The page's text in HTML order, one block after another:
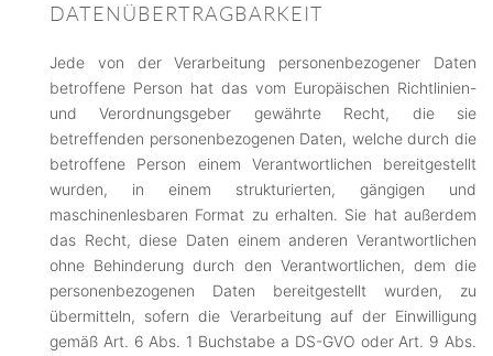
DATENÜBERTRAGBARKEIT
Jede von der Verarbeitung personenbezogener Daten
betroffene Person hat das vom Europäischen Richtlinien-
und Verordnungsgeber gewährte Recht, die sie
betreffenden personenbezogenen Daten, welche durch die
betroffene Person einem Verantwortlichen bereitgestellt
wurden, in einem strukturierten, gängigen und
maschinenlesbaren Format zu erhalten. Sie hat außerdem
das Recht, diese Daten einem anderen Verantwortlichen
ohne Behinderung durch den Verantwortlichen, dem die
personenbezogenen Daten bereitgestellt wurden, zu
übermitteln, sofern die Verarbeitung auf der Einwilligung
gemäß Art. 6 Abs. 1 Buchstabe a DS-GVO oder Art. 9 Abs.